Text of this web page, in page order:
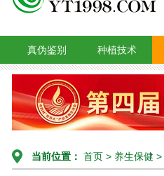
真伪鉴别 种植技术
当前位置： 首页 > 养生保健 >